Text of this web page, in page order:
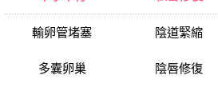
輸卵管堵塞
多囊卵巢
陰道緊縮
陰唇修復